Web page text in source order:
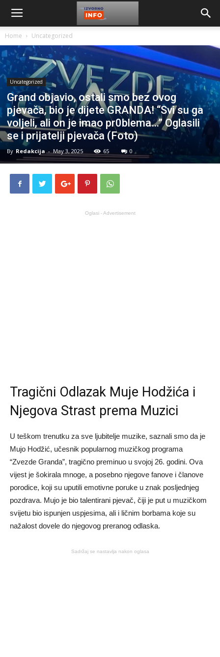
Home Uncategorized
Uncategorized
Grand objavio, ostali smo bez ovog
pjevača, bio je dijete GRANDA! “Svi su ga
voljeli, ali on je imao pr0blema…” Oglasili
se i prijatelji pjevača (Foto)
By Redakcija - May 3, 2025 65 0
Oglasi - Advertisement
Tragični Odlazak Muje Hodžića i
Njegova Strast prema Muzici
U teškom trenutku za sve ljubitelje muzike, saznali smo da je
Mujo Hodžić, učesnik popularnog muzičkog programa
“Zvezde Granda”, tragično preminuo u svojoj 26. godini. Ova
vijest je šokirala mnoge, a posebno njegove fanove i članove
porodice, koji su uputili emotivne poruke u znak posljednjeg
pozdrava. Mujo je bio talentirani pjevač, čiji je put u muzičkom
svijetu bio ispunjen uspjesima, ali i ličnim borbama koje su
nažalost dovele do njegovog preranog odlaska.
Sadržaj se nastavlja nakon oglasa